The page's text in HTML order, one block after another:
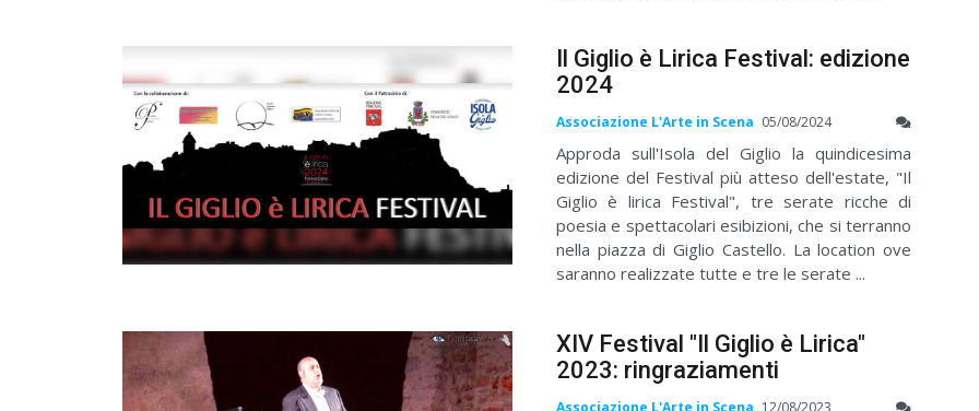
Il Giglio è Lirica Festival: edizione
2024
Associazione L'Arte in Scena 05/08/2024
Approda sull'Isola del Giglio la quindicesima
edizione del Festival più atteso dell'estate, "Il
Giglio è lirica Festival", tre serate ricche di
poesia e spettacolari esibizioni, che si terranno
nella piazza di Giglio Castello. La location ove
saranno realizzate tutte e tre le serate ...
XIV Festival "Il Giglio è Lirica"
2023: ringraziamenti